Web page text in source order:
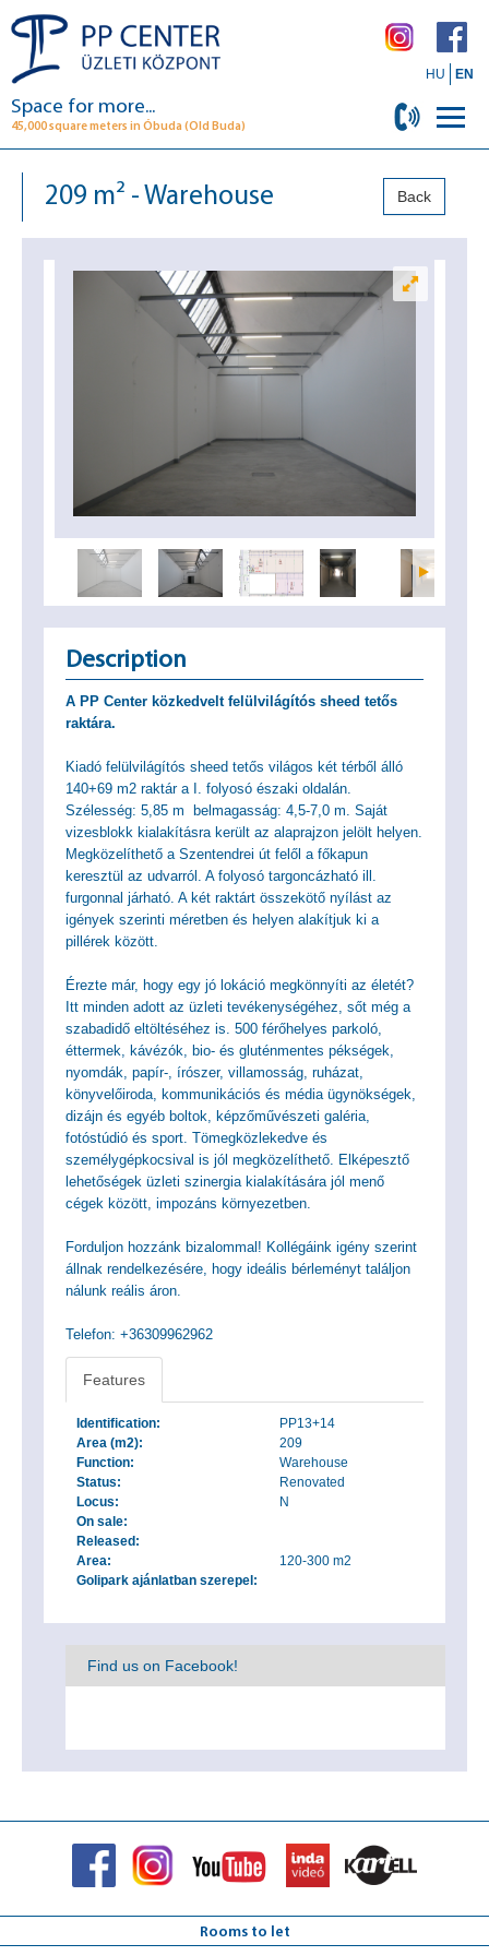
Space for more...
45,000 square meters in Óbuda (Old Buda)
HU EN
209 m² - Warehouse Back
Description
A PP Center közkedvelt felülvilágítós sheed tetős
raktára.
Kiadó felülvilágítós sheed tetős világos két térből álló
140+69 m2 raktár a I. folyosó északi oldalán.
Szélesség: 5,85 m belmagasság: 4,5-7,0 m. Saját
vizesblokk kialakításra került az alaprajzon jelölt helyen.
Megközelíthető a Szentendrei út felől a főkapun
keresztül az udvarról. A folyosó targoncázható ill.
furgonnal járható. A két raktárt összekötő nyílást az
igények szerinti méretben és helyen alakítjuk ki a
pillérek között.
Érezte már, hogy egy jó lokáció megkönnyíti az életét?
Itt minden adott az üzleti tevékenységéhez, sőt még a
szabadidő eltöltéséhez is. 500 férőhelyes parkoló,
éttermek, kávézók, bio- és gluténmentes pékségek,
nyomdák, papír-, írószer, villamosság, ruházat,
könyvelőiroda, kommunikációs és média ügynökségek,
dizájn és egyéb boltok, képzőművészeti galéria,
fotóstúdió és sport. Tömegközlekedve és
személygépkocsival is jól megközelíthető. Elképesztő
lehetőségek üzleti szinergia kialakítására jól menő
cégek között, impozáns környezetben.
Forduljon hozzánk bizalommal! Kollégáink igény szerint
állnak rendelkezésére, hogy ideális bérleményt találjon
nálunk reális áron.
Telefon: +36309962962
Features
Identification:
PP13+14
Area (m2):
209
Function:
Warehouse
Status:
Renovated
Locus:
N
On sale:
Released:
Area:
120-300 m2
Golipark ajánlatban szerepel:
Find us on Facebook!
Rooms to let